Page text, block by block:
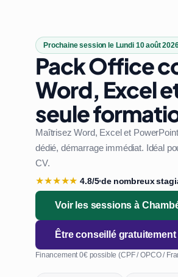
Prochaine session le Lundi 10 août
Pack Office
Word, Excel
seule
Maîtrisez Word, Excel et
dédié, démarrage immédiat. Idéal
CV.
★★★★★ 4.8/5•de nombreux
Voir les sessions à
Être conseillé
Financement 0€ possible (CPF / OPCO /